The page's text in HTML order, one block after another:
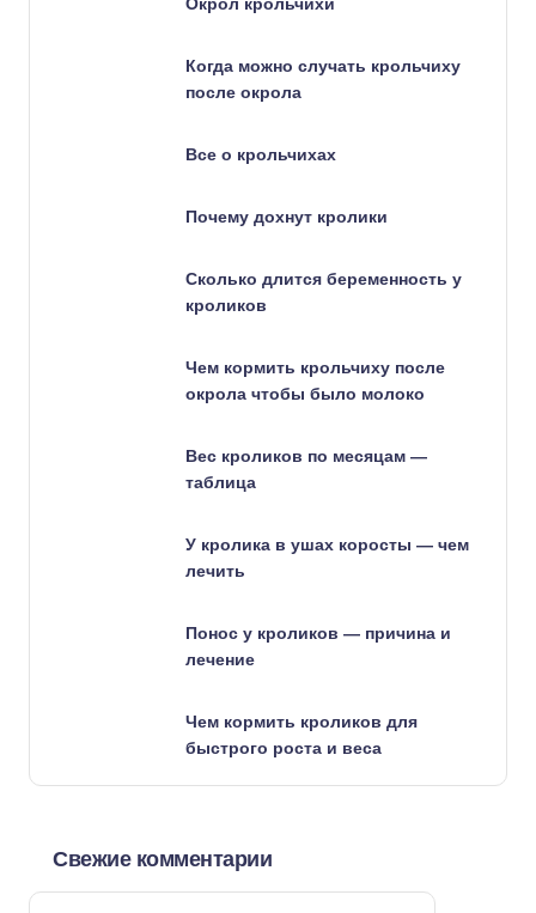
Когда можно случать крольчиху
после окрола
Все о крольчихах
Почему дохнут кролики
Сколько длится беременность у
кроликов
Чем кормить крольчиху после
окрола чтобы было молоко
Вес кроликов по месяцам —
таблица
У кролика в ушах коросты — чем
лечить
Понос у кроликов — причина и
лечение
Чем кормить кроликов для
быстрого роста и веса
Свежие комментарии